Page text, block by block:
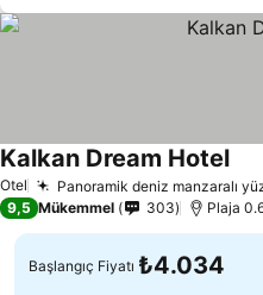
Otel Panoramik deniz manzaralı
Kalkan Dream Hotel
9,5 Mükemmel 303 Plaja
Başlangıç Fiyatı ₺4.034